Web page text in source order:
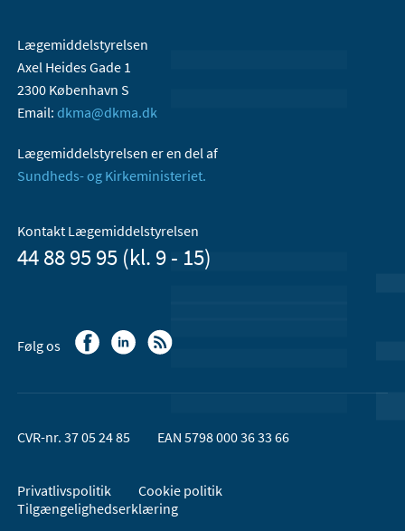
Lægemiddelstyrelsen
Axel Heides Gade 1
2300 København S
Email: dkma@dkma.dk
Lægemiddelstyrelsen er en del af
Sundheds- og Kirkeministeriet.
Kontakt Lægemiddelstyrelsen
44 88 95 95 (kl. 9 - 15)
Følg os
CVR-nr. 37 05 24 85 EAN 5798 000 36 33 66
Privatlivspolitik
Cookie politik
Tilgængelighedserklæring